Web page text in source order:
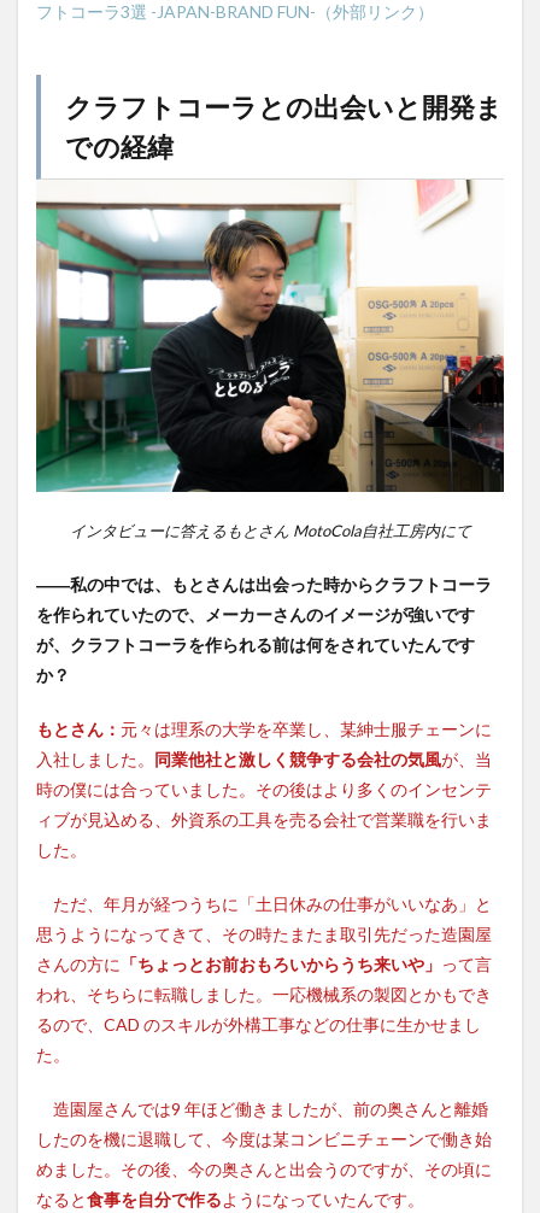
フトコーラ3選 -JAPAN-BRAND FUN-（外部リンク）
クラフトコーラとの出会いと開発ま
での経緯
インタビューに答えるもとさん MotoCola自社工房内にて
――私の中では、もとさんは出会った時からクラフトコーラ
を作られていたので、メーカーさんのイメージが強いです
が、クラフトコーラを作られる前は何をされていたんです
か？
もとさん： 元々は理系の大学を卒業し、某紳士服チェーンに
入社しました。 同業他社と激しく競争する会社の気風が、当
時の僕には合っていました。その後はより多くのインセンテ
ィブが見込める、外資系の工具を売る会社で営業職を行いま
した。
ただ、年月が経つうちに「土日休みの仕事がいいなあ」と
思うようになってきて、その時たまたま取引先だった造園屋
さんの方に 「ちょっとお前おもろいからうち来いや」 って言
われ、そちらに転職しました。一応機械系の製図とかもでき
るので、CAD のスキルが外構工事などの仕事に生かせまし
た。
造園屋さんでは9 年ほど働きましたが、前の奥さんと離婚
したのを機に退職して、今度は某コンビニチェーンで働き始
めました。その後、今の奥さんと出会うのですが、その頃に
なると食事を自分で作るようになっていたんです。
イセカルダモンコーラ
カフェイン
いってみた
カップヌードル
カルディドライクラフトコーラ
キハダコーラ
コーラとハンバーガー
コーラの実
コーラの歴史 麹
コカ・コーラ
クラフトコーラ
SDGs
検索